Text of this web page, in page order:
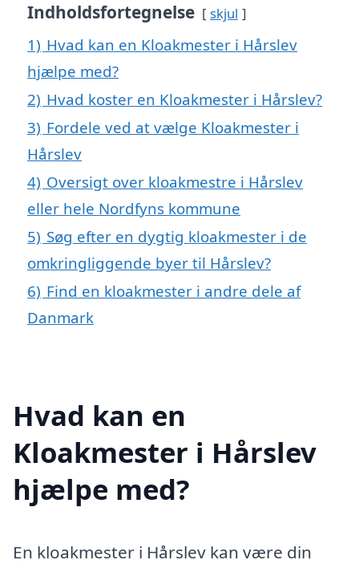
Indholdsfortegnelse skjul
1) Hvad kan en Kloakmester i Hårslev
hjælpe med?
2) Hvad koster en Kloakmester i Hårslev?
3) Fordele ved at vælge Kloakmester i
Hårslev
4) Oversigt over kloakmestre i Hårslev
eller hele Nordfyns kommune
5) Søg efter en dygtig kloakmester i de
omkringliggende byer til Hårslev?
6) Find en kloakmester i andre dele af
Danmark
Hvad kan en
Kloakmester i Hårslev
hjælpe med?
En kloakmester i Hårslev kan være din